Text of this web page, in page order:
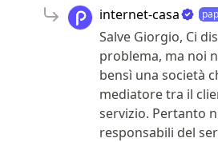
internet-casa
Salve Giorgio, Ci
problema, ma noi
bensì una società
mediatore tra il
servizio. Pertanto
responsabili del